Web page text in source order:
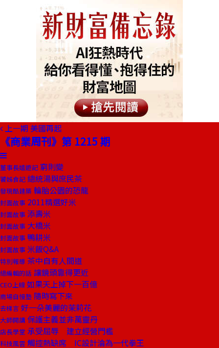
上一期 美國再起
《商業周刊》第 1215 期
董事長嬉遊記 窮則變
饕姊食記 總統湯與庶民茶
發現酷建築 輪胎公園的恐龍
封面故事 2011精選好米
封面故事 添壽米
封面故事 大橋米
封面故事 鴨耕米
封面故事 米飯Q&A
特別報導 茶中自有人間道
總編輯的話 讓鏡頭靠得更近
CEO上線 如果天上掉下一百億
商場自慢塾 隨時寫下來
去梯言 好一朵美麗的茉莉花
大師開講 保護主義並非萬靈丹
店長學堂 承受屈辱 建立經營門檻
科技風雲 觸控熱缺席 IC設計淪為一代拳王